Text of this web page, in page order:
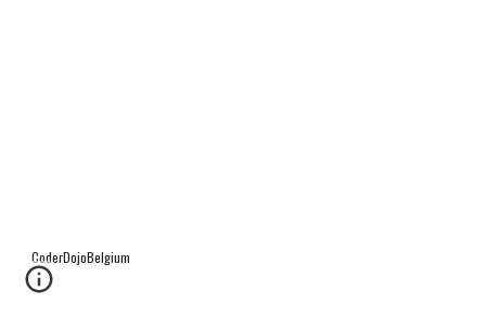
CoderDojoBelgium